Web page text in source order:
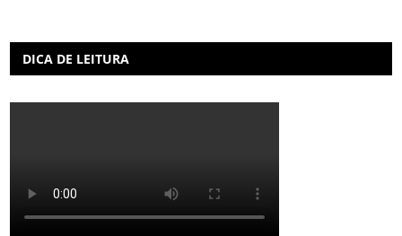
DICA DE LEITURA